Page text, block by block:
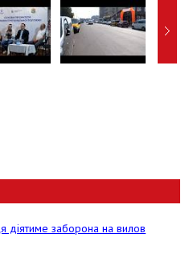
діятиме заборона на вилов